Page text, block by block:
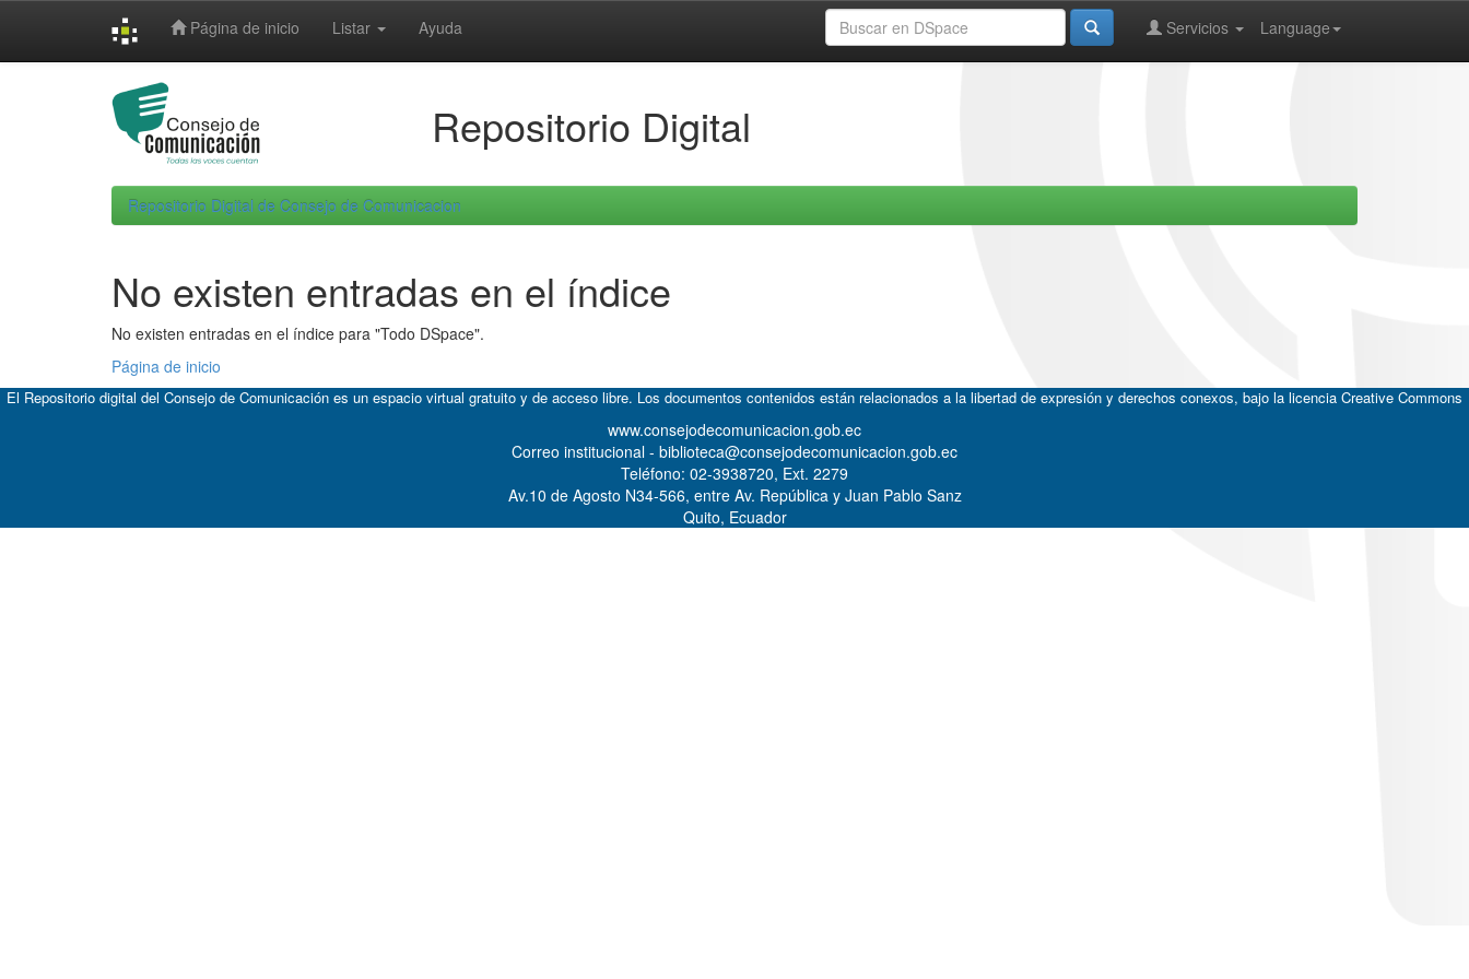
Página de inicio Listar Ayuda Language
Servicios
Repositorio Digital
Repositorio Digital de Consejo de Comunicacion
No existen entradas en el índice
No existen entradas en el índice para "Todo DSpace".
Página de inicio
El Repositorio digital del Consejo de Comunicación es un espacio virtual gratuito y de acceso libre. Los documentos contenidos están relacionados a la libertad de expresión y derechos conexos, bajo la licencia Creative Commons
www.consejodecomunicacion.gob.ec
Correo institucional - biblioteca@consejodecomunicacion.gob.ec
Teléfono: 02-3938720, Ext. 2279
Av.10 de Agosto N34-566, entre Av. República y Juan Pablo Sanz
Quito, Ecuador